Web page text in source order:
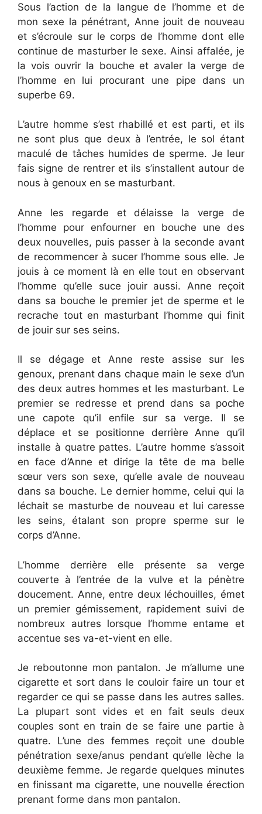
Sous l’action de la langue de l’homme et de
mon sexe la pénétrant, Anne jouit de nouveau
et s’écroule sur le corps de l’homme dont elle
continue de masturber le sexe. Ainsi affalée, je
la vois ouvrir la bouche et avaler la verge de
l’homme en lui procurant une pipe dans un
superbe 69.
L’autre homme s’est rhabillé et est parti, et ils
ne sont plus que deux à l’entrée, le sol étant
maculé de tâches humides de sperme. Je leur
fais signe de rentrer et ils s’installent autour de
nous à genoux en se masturbant.
Anne les regarde et délaisse la verge de
l’homme pour enfourner en bouche une des
deux nouvelles, puis passer à la seconde avant
de recommencer à sucer l’homme sous elle. Je
jouis à ce moment là en elle tout en observant
l’homme qu’elle suce jouir aussi. Anne reçoit
dans sa bouche le premier jet de sperme et le
recrache tout en masturbant l’homme qui finit
de jouir sur ses seins.
Il se dégage et Anne reste assise sur les
genoux, prenant dans chaque main le sexe d’un
des deux autres hommes et les masturbant. Le
premier se redresse et prend dans sa poche
une capote qu’il enfile sur sa verge. Il se
déplace et se positionne derrière Anne qu’il
installe à quatre pattes. L’autre homme s’assoit
en face d’Anne et dirige la tête de ma belle
sœur vers son sexe, qu’elle avale de nouveau
dans sa bouche. Le dernier homme, celui qui la
léchait se masturbe de nouveau et lui caresse
les seins, étalant son propre sperme sur le
corps d’Anne.
L’homme derrière elle présente sa verge
couverte à l’entrée de la vulve et la pénètre
doucement. Anne, entre deux léchouilles, émet
un premier gémissement, rapidement suivi de
nombreux autres lorsque l’homme entame et
accentue ses va-et-vient en elle.
Je reboutonne mon pantalon. Je m’allume une
cigarette et sort dans le couloir faire un tour et
regarder ce qui se passe dans les autres salles.
La plupart sont vides et en fait seuls deux
couples sont en train de se faire une partie à
quatre. L’une des femmes reçoit une double
pénétration sexe/anus pendant qu’elle lèche la
deuxième femme. Je regarde quelques minutes
en finissant ma cigarette, une nouvelle érection
prenant forme dans mon pantalon.